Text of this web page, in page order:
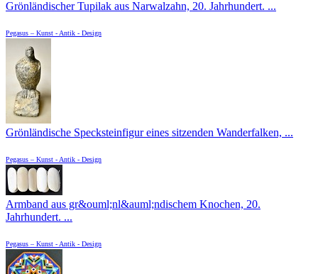
Grönländischer Tupilak aus Narwalzahn, 20. Jahrhundert. ...
Pegasus – Kunst - Antik - Design
Grönländische Specksteinfigur eines sitzenden Wanderfalken, ...
Pegasus – Kunst - Antik - Design
Armband aus gr&ouml;nl&auml;ndischem Knochen, 20.
Jahrhundert. ...
Pegasus – Kunst - Antik - Design